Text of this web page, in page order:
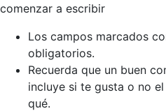
comenzar a escribir
Los campos marcados
obligatorios.
Recuerda que un buen
incluye si te gusta o no
qué.